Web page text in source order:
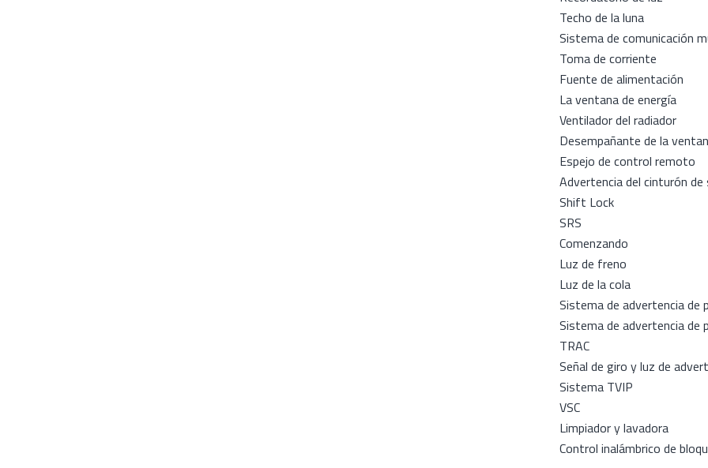
Techo de la luna
Sistema de comunicación
Toma de corriente
Fuente de alimentación
La ventana de energía
Ventilador del radiador
Desempañante de la
Espejo de control remoto
Advertencia del cinturón de
Shift Lock
SRS
Comenzando
Luz de freno
Luz de la cola
Sistema de advertencia de
Sistema de advertencia de
TRAC
Señal de giro y luz de
Sistema TVIP
VSC
Limpiador y lavadora
Control inalámbrico de